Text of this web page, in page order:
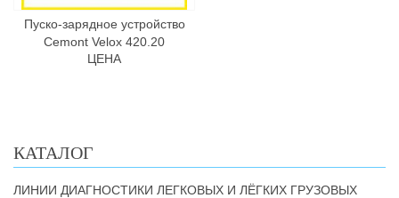
Пуско-зарядное устройство
Cemont Velox 420.20
ЦЕНА
КАТАЛОГ
ЛИНИИ ДИАГНОСТИКИ ЛЕГКОВЫХ И ЛЁГКИХ ГРУЗОВЫХ